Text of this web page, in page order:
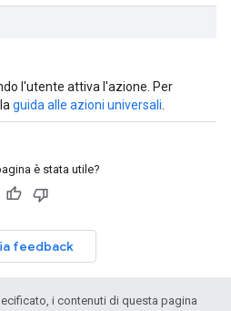
l'utente attiva l'azione. Per
guida alle azioni universali
è stata utile?
feedback
i contenuti di questa pagina